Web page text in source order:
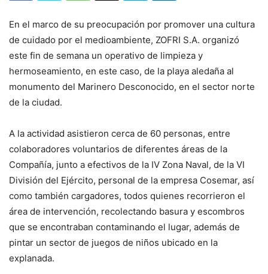
En el marco de su preocupación por promover una cultura
de cuidado por el medioambiente, ZOFRI S.A. organizó
este fin de semana un operativo de limpieza y
hermoseamiento, en este caso, de la playa aledaña al
monumento del Marinero Desconocido, en el sector norte
de la ciudad.
A la actividad asistieron cerca de 60 personas, entre
colaboradores voluntarios de diferentes áreas de la
Compañía, junto a efectivos de la IV Zona Naval, de la VI
División del Ejército, personal de la empresa Cosemar, así
como también cargadores, todos quienes recorrieron el
área de intervención, recolectando basura y escombros
que se encontraban contaminando el lugar, además de
pintar un sector de juegos de niños ubicado en la
explanada.